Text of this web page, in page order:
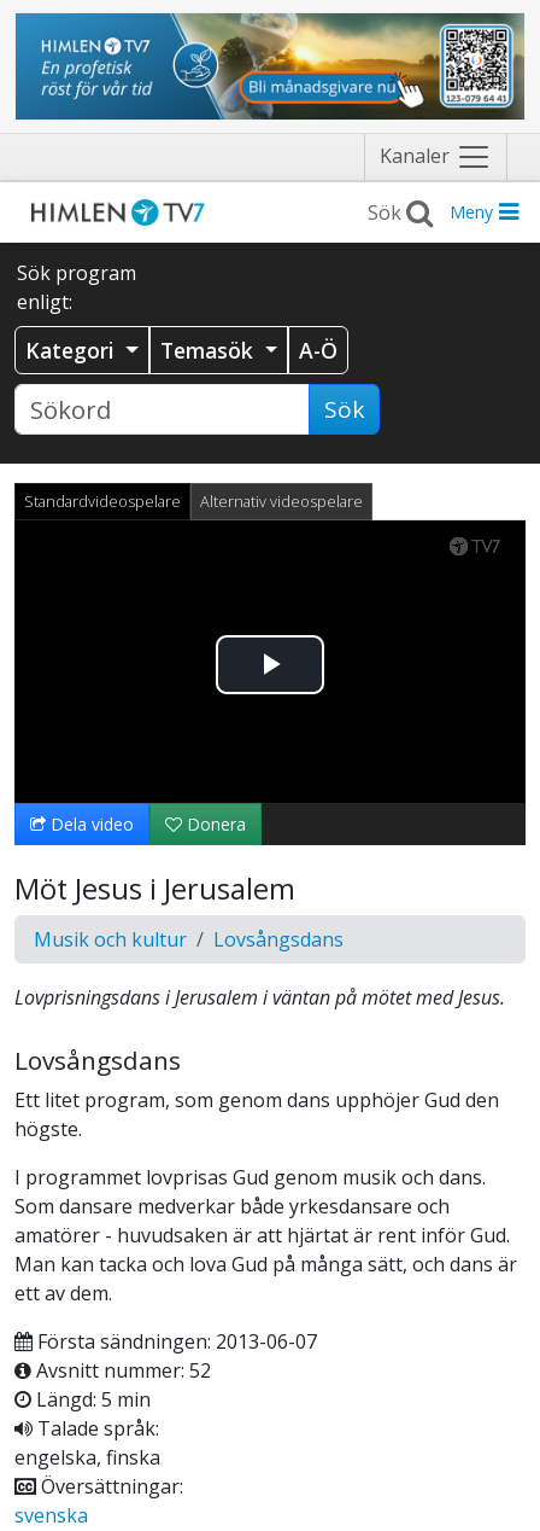
Kanaler Näytä
valikko
Meny
Sök program
enligt:
Kategori Temasök A-Ö
Sök
Standardvideospelare Alternativ videospelare
Spela
video
Dela video Donera
Möt Jesus i Jerusalem
Musik och kultur Lovsångsdans
Lovprisningsdans i Jerusalem i väntan på mötet med Jesus.
Lovsångsdans
Ett litet program, som genom dans upphöjer Gud den
högste.
I programmet lovprisas Gud genom musik och dans.
Som dansare medverkar både yrkesdansare och
amatörer - huvudsaken är att hjärtat är rent inför Gud.
Man kan tacka och lova Gud på många sätt, och dans är
ett av dem.
Första sändningen: 2013-06-07
Avsnitt nummer: 52
Längd: 5 min
Talade språk:
engelska, finska
Översättningar:
svenska